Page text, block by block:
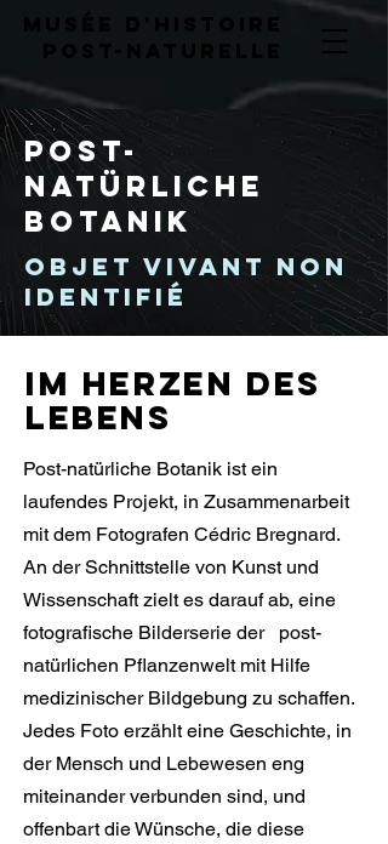
Post-
natürliche
Botanik
OBJET VIVANT NON
IDENTIFIÉ
Im Herzen des
Lebens
Post-natürliche Botanik ist ein
laufendes Projekt, in Zusammenarbeit
mit dem Fotografen Cédric Bregnard.
An der Schnittstelle von Kunst und
Wissenschaft zielt es darauf ab, eine
fotografische Bilderserie der post-
natürlichen Pflanzenwelt mit Hilfe
medizinischer Bildgebung zu schaffen.
Jedes Foto erzählt eine Geschichte, in
der Mensch und Lebewesen eng
miteinander verbunden sind, und
offenbart die Wünsche, die diese